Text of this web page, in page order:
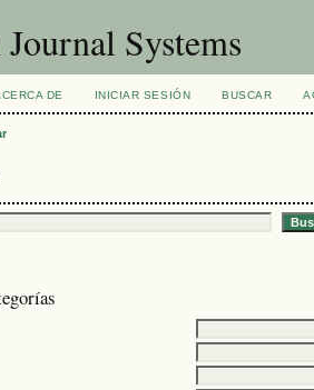
Systems
DE INICIAR SESIÓN BUSCAR